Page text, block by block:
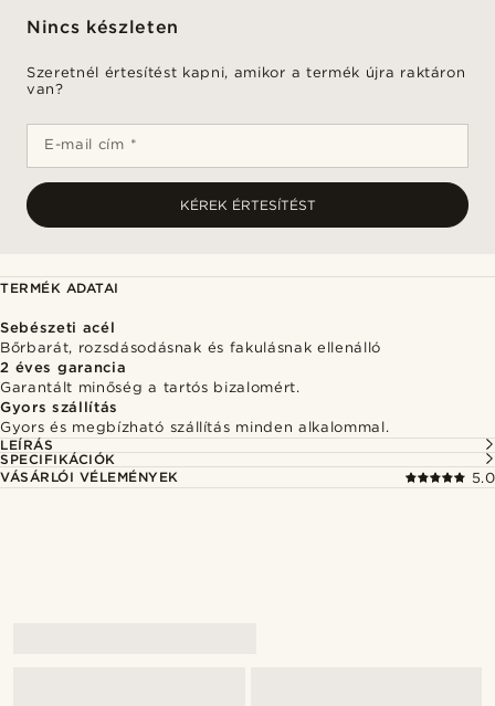
Nincs készleten
Szeretnél értesítést kapni, amikor a termék újra raktáron
van?
E-mail cím *
KÉREK ÉRTESÍTÉST
TERMÉK ADATAI
Sebészeti acél
Bőrbarát, rozsdásodásnak és fakulásnak ellenálló
2 éves garancia
Garantált minőség a tartós bizalomért.
Gyors szállítás
Gyors és megbízható szállítás minden alkalommal.
LEÍRÁS
SPECIFIKÁCIÓK
VÁSÁRLÓI VÉLEMÉNYEK
5.0